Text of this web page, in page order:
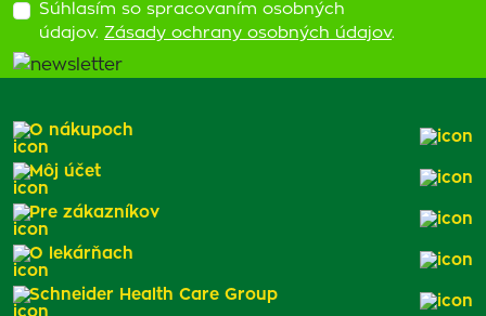
Súhlasím so spracovaním osobných
údajov. Zásady ochrany osobných údajov.
O nákupoch
Môj účet
Pre zákazníkov
O lekárňach
Schneider Health Care Group